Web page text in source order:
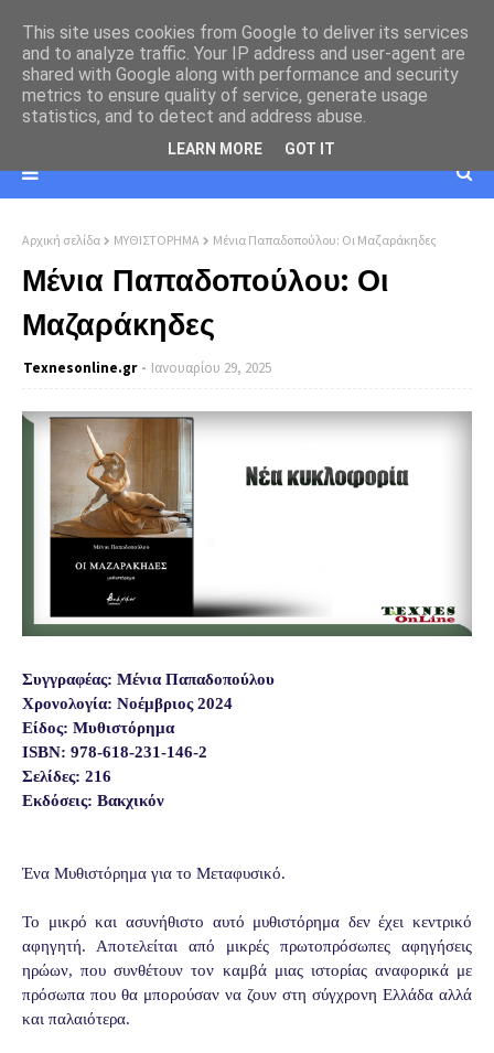
Αρχική σελίδα ΜΥΘΙΣΤΟΡΗΜΑ Μένια Παπαδοπούλου: Οι Μαζαράκηδες
Μένια Παπαδοπούλου: Οι
Μαζαράκηδες
Texnesοnline.gr Ιανουαρίου 29, 2025
Συγγραφέας: Μένια Παπαδοπούλου
Χρονολογία: Νοέμβριος 2024
Είδος: Μυθιστόρημα
ISBN: 978-618-231-146-2
Σελίδες: 216
Εκδόσεις: Βακχικόν
Ένα Μυθιστόρημα για το Μεταφυσικό.
Το μικρό και ασυνήθιστο αυτό μυθιστόρημα δεν έχει κεντρικό
αφηγητή. Αποτελείται από μικρές πρωτοπρόσωπες αφηγήσεις
ηρώων, που συνθέτουν τον καμβά μιας ιστορίας αναφορικά με
πρόσωπα που θα μπορούσαν να ζουν στη σύγχρονη Ελλάδα αλλά
και παλαιότερα.
This site uses cookies from Google to deliver its services
and to analyze traffic. Your IP address and user-agent are
shared with Google along with performance and security
metrics to ensure quality of service, generate usage
statistics, and to detect and address abuse.
LEARN MORE GOT IT